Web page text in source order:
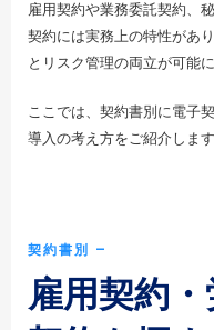
雇用契約や業務委託契約、
契約には実務上の特性があ
とリスク管理の両立が可能に
ここでは、契約書別に電子
導入の考え方をご紹介します
契約書別 ―
雇用契約